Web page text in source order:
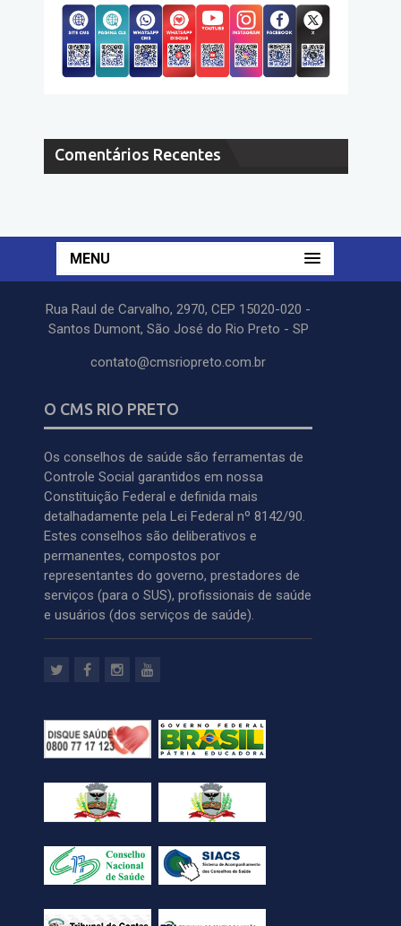
Comentários Recentes
MENU
Rua Raul de Carvalho, 2970, CEP 15020-020 -
Santos Dumont, São José do Rio Preto - SP
contato@cmsriopreto.com.br
O CMS RIO PRETO
Os conselhos de saúde são ferramentas de
Controle Social garantidos em nossa
Constituição Federal e definida mais
detalhadamente pela Lei Federal nº 8142/90.
Estes conselhos são deliberativos e
permanentes, compostos por
representantes do governo, prestadores de
serviços (para o SUS), profissionais de saúde
e usuários (dos serviços de saúde).